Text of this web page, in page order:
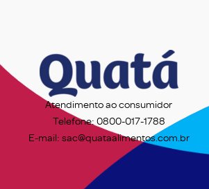
Atendimento ao consumidor
Telefone: 0800-017-1788
E-mail: sac@quataalimentos.com.br